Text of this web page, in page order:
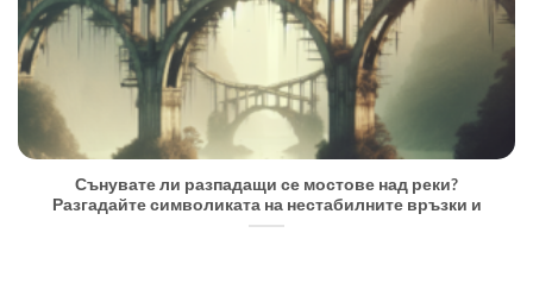
Сънувате ли разпадащи се мостове над реки?
Разгадайте символиката на нестабилните връзки и